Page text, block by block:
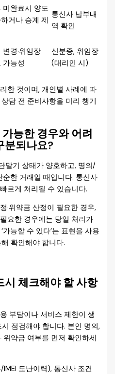
미완료시 양도
거나 승계 제
통신사 납부내
역 확인
변경·위임장
가능성
신분증, 위임장
(대리인 시)
한 것이며, 개인별 사례에 따
담 전 준비사항을 미리 챙기
능한 경우와 어려
분되나요?
말기 상태가 양호하고, 명의/
한 거래일 때입니다. 통신사
르게 처리될 수 있습니다.
·위약금 산정이 필요한 경우,
요한 경우에는 당일 처리가
능할 수 있다’는 표현을 사용
확인해야 합니다.
시 체크해야 할 사항
부담이나 서비스 제한이 생
점검해야 합니다. 본인 명의,
약금 여부를 먼저 확인하세
도난이력), 통신사 조건